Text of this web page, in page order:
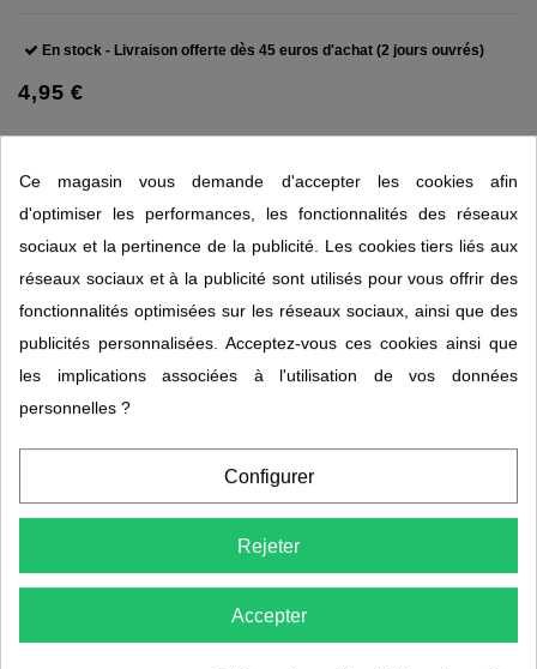
En stock - Livraison offerte dès 45 euros d'achat (2 jours ouvrés)
4,95 €
Description
Détails du produit
Ses actifs :
Ce magasin vous demande d'accepter les cookies afin
d'optimiser les performances, les fonctionnalités des réseaux
sociaux et la pertinence de la publicité. Les cookies tiers liés aux
réseaux sociaux et à la publicité sont utilisés pour vous offrir des
fonctionnalités optimisées sur les réseaux sociaux, ainsi que des
publicités personnalisées. Acceptez-vous ces cookies ainsi que
les implications associées à l'utilisation de vos données
personnelles ?
Configurer
Rejeter
Accepter